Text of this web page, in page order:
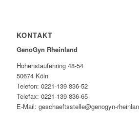
KONTAKT
GenoGyn Rheinland
Hohenstaufenring 48-54
50674 Köln
Telefon: 0221-139 836-52
Telefax: 0221-139 836-65
E-Mail: geschaeftsstelle@genogyn-